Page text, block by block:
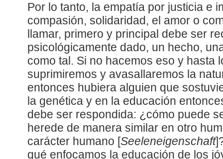
Por lo tanto, la empatía por justicia e
compasión, solidaridad, el amor o
llamar, primero y principal debe ser
psicológicamente dado, un hecho,
como tal. Si no hacemos eso y hasta
suprimiremos y avasallaremos la
entonces hubiera alguien que
la genética y en la educación
debe ser respondida: ¿cómo puede
herede de manera similar en otro
carácter humano [Seeleneigenschaft
qué enfocamos la educación de los